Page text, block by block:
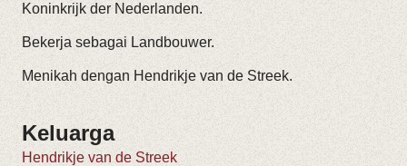
Koninkrijk der Nederlanden.
Bekerja sebagai Landbouwer.
Menikah dengan Hendrikje van de Streek.
Keluarga
Hendrikje van de Streek